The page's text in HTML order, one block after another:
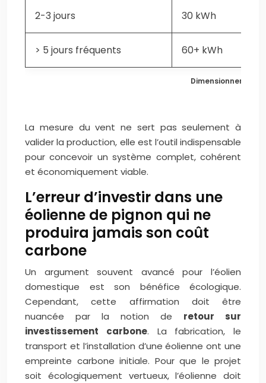
Dimensionnement
2-3 jours 30 kWh
> 5 jours fréquents 60+ kWh
La mesure du vent ne sert pas seulement à
valider la production, elle est l’outil indispensable
pour concevoir un système complet, cohérent
et économiquement viable.
L’erreur d’investir dans une
éolienne de pignon qui ne
produira jamais son coût
carbone
Un argument souvent avancé pour l’éolien
domestique est son bénéfice écologique.
Cependant, cette affirmation doit être
nuancée par la notion de retour sur
investissement carbone. La fabrication, le
transport et l’installation d’une éolienne ont une
empreinte carbone initiale. Pour que le projet
soit écologiquement vertueux, l’éolienne doit